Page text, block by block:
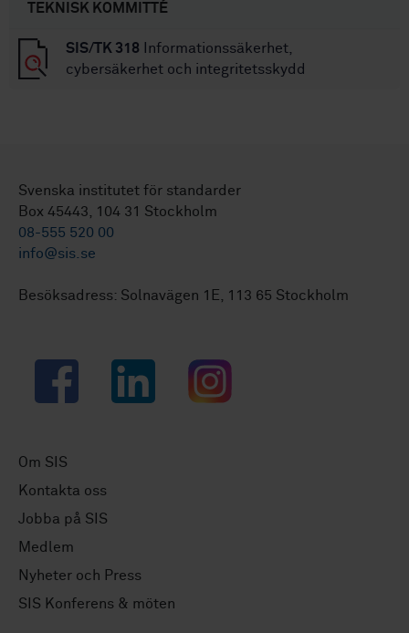
TEKNISK KOMMITTÉ
SIS/TK 318 Informationssäkerhet,
cybersäkerhet och integritetsskydd
Svenska institutet för standarder
Box 45443, 104 31 Stockholm
08-555 520 00
info@sis.se
Besöksadress: Solnavägen 1E, 113 65 Stockholm
Facebook LinkedIn Instagram
Om SIS
Kontakta oss
Jobba på SIS
Medlem
Nyheter och Press
SIS Konferens & möten